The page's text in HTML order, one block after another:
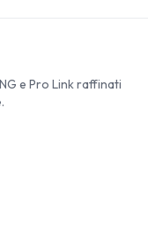
e Pro Link raffinati